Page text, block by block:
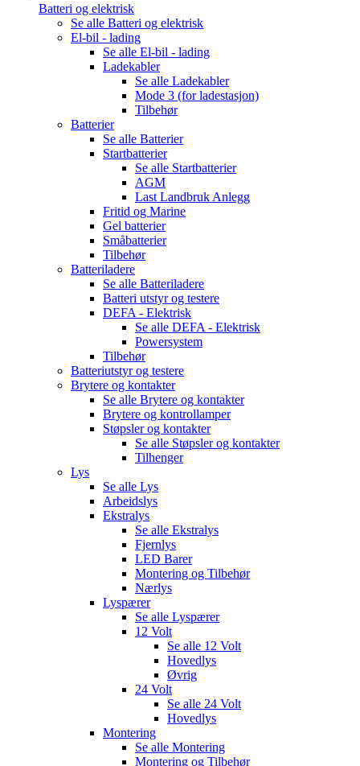
Batteri og elektrisk
Se alle Batteri og elektrisk
El-bil - lading
Se alle El-bil - lading
Ladekabler
Se alle Ladekabler
Mode 3 (for ladestasjon)
Tilbehør
Batterier
Se alle Batterier
Startbatterier
Se alle Startbatterier
AGM
Last Landbruk Anlegg
Fritid og Marine
Gel batterier
Småbatterier
Tilbehør
Batteriladere
Se alle Batteriladere
Batteri utstyr og testere
DEFA - Elektrisk
Se alle DEFA - Elektrisk
Powersystem
Tilbehør
Batteriutstyr og testere
Brytere og kontakter
Se alle Brytere og kontakter
Brytere og kontrollamper
Støpsler og kontakter
Se alle Støpsler og kontakter
Tilhenger
Lys
Se alle Lys
Arbeidslys
Ekstralys
Se alle Ekstralys
Fjernlys
LED Barer
Montering og Tilbehør
Nærlys
Lyspærer
Se alle Lyspærer
12 Volt
Se alle 12 Volt
Hovedlys
Øvrig
24 Volt
Se alle 24 Volt
Hovedlys
Montering
Se alle Montering
Montering og Tilbehør